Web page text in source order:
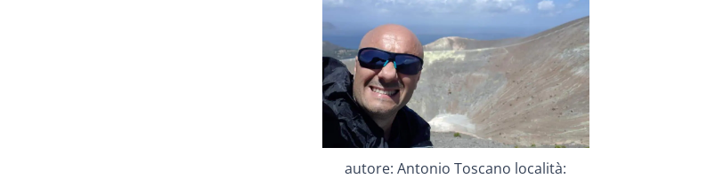
autore: Antonio Toscano località: